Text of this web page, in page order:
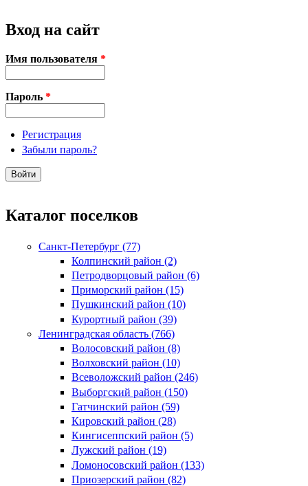
Вход на сайт
Имя пользователя *
Пароль *
Регистрация
Забыли пароль?
Каталог поселков
Санкт-Петербург (77)
Колпинский район (2)
Петродворцовый район (6)
Приморский район (15)
Пушкинский район (10)
Курортный район (39)
Ленинградская область (766)
Волосовский район (8)
Волховский район (10)
Всеволожский район (246)
Выборгский район (150)
Гатчинский район (59)
Кировский район (28)
Кингисеппский район (5)
Лужский район (19)
Ломоносовский район (133)
Приозерский район (82)